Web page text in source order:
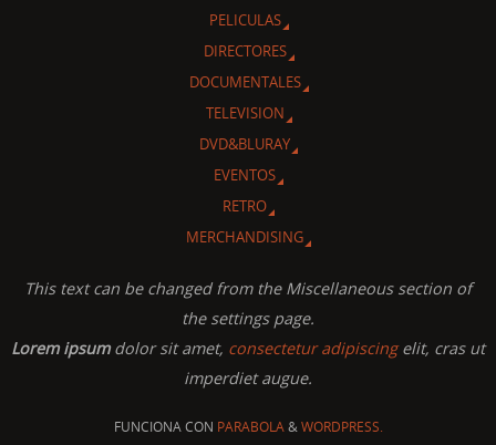
PELICULAS
DIRECTORES
DOCUMENTALES
TELEVISION
DVD&BLURAY
EVENTOS
RETRO
MERCHANDISING
This text can be changed from the Miscellaneous section of
the settings page.
Lorem ipsumdolor sit amet, consectetur adipiscingelit, cras ut
imperdiet augue.
FUNCIONA CON PARABOLA&WORDPRESS.